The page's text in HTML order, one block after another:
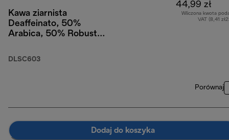
Kawa ziarnista
Deaffeinato, 50%
Arabica, 50% Robusta,
DLSC603
44,99 zł
Wliczona kwota
VAT (8,41
Porównaj
Dodaj do koszyka